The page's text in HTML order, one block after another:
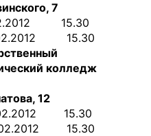
7
15.30
15.30
колледж
12
15.30
15.30